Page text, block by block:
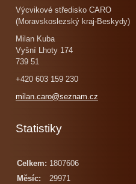
Výcvikové středisko CARO
(Moravskoslezský kraj-Beskydy)
Milan Kuba
Vyšní Lhoty 174
739 51
+420 603 159 230
milan.caro@seznam.cz
Statistiky
Celkem: 1807606
Měsíc:
29971